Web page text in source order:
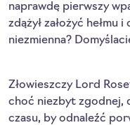
naprawdę pierwszy
zdążył założyć hełmu
niezmienna?
Złowieszczy Lord
choć niezbyt zgodnej,
czasu, by odnaleźć